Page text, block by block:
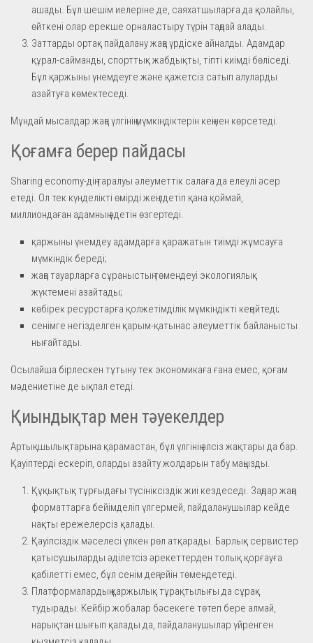
ашады. Бұл шешім иелеріне де, саяхатшыларға да қолайлы,
өйткені олар ерекше орналастыру түрін таңдай алады.
Заттарды ортақ пайдалану жаңа үрдіске айналды. Адамдар
құрал-сайманды, спорттық жабдықты, тіпті киімді бөліседі.
Бұл қаржыны үнемдеуге және қажетсіз сатып алуларды
азайтуға көмектеседі.
Мұндай мысалдар жаңа үлгінің мүмкіндіктерін кеңінен көрсетеді.
Қоғамға берер пайдасы
Sharing economy-дің таралуы әлеуметтік салаға да елеулі әсер
етеді. Ол тек күнделікті өмірді жеңілдетіп қана қоймай,
миллиондаған адамның әдетін өзгертеді.
қаржыны үнемдеу адамдарға қаражатын тиімді жұмсауға
мүмкіндік береді;
жаңа тауарларға сұраныстың төмендеуі экологиялық
жүктемені азайтады;
көбірек ресурстарға қолжетімділік мүмкіндікті кеңейтеді;
сенімге негізделген қарым-қатынас әлеуметтік байланысты
нығайтады.
Осылайша бірлескен тұтыну тек экономикаға ғана емес, қоғам
мәдениетіне де ықпал етеді.
Қиындықтар мен тәуекелдер
Артықшылықтарына қарамастан, бұл үлгінің әлсіз жақтары да бар.
Қауіптерді ескеріп, оларды азайту жолдарын табу маңызды.
Құқықтық тұрғыдағы түсініксіздік жиі кездеседі. Заңдар жаңа
форматтарға бейімделіп үлгермей, пайдаланушылар кейде
нақты ережелерсіз қалады.
Қауіпсіздік мәселесі үлкен рөл атқарады. Барлық сервистер
қатысушыларды әділетсіз әрекеттерден толық қорғауға
қабілетті емес, бұл сенім деңгейін төмендетеді.
Платформалардың қаржылық тұрақтылығы да сұрақ
тудырады. Кейбір жобалар бәсекеге төтеп бере алмай,
нарықтан шығып қалады да, пайдаланушылар үйренген